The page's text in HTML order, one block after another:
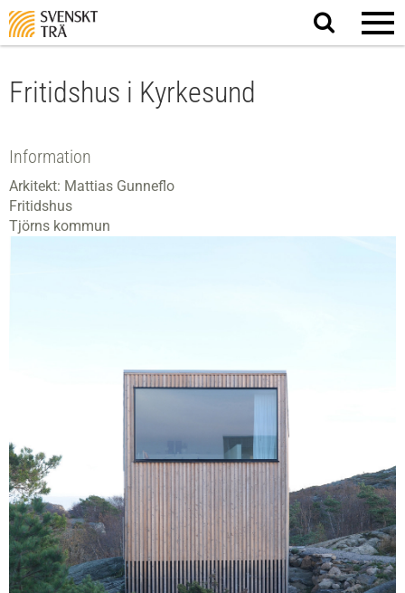
Sök
på
Fritidshus i Kyrkesund
Information
Arkitekt: Mattias Gunneflo
Fritidshus
Tjörns kommun